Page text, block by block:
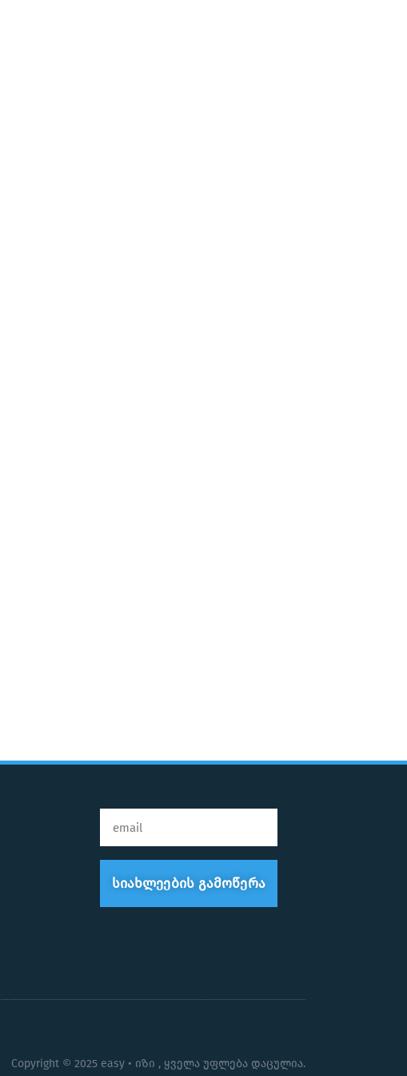
Სიახლეების Გამოწერა
Copyright © 2025 easy • იზი , ყველა უფლება დაცულია.